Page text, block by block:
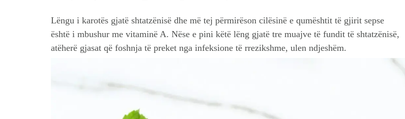
Lëngu i karotës gjatë shtatzënisë dhe më tej përmirëson cilësinë e qumështit të gjirit sepse
është i mbushur me vitaminë A. Nëse e pini këtë lëng gjatë tre muajve të fundit të shtatzënisë,
atëherë gjasat që foshnja të preket nga infeksione të rrezikshme, ulen ndjeshëm.